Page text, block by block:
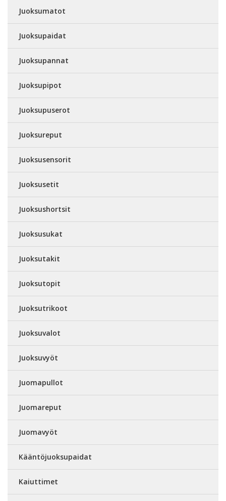
Juoksumatot
Juoksupaidat
Juoksupannat
Juoksupipot
Juoksupuserot
Juoksureput
Juoksusensorit
Juoksusetit
Juoksushortsit
Juoksusukat
Juoksutakit
Juoksutopit
Juoksutrikoot
Juoksuvalot
Juoksuvyöt
Juomapullot
Juomareput
Juomavyöt
Kääntöjuoksupaidat
Kaiuttimet